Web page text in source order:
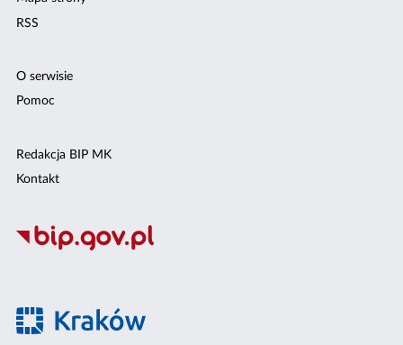
RSS
O serwisie
Pomoc
Redakcja BIP MK
Kontakt